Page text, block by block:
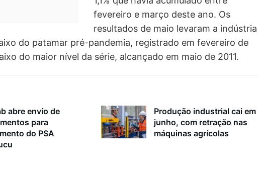
fevereiro e março deste ano. Os
resultados de maio levaram a indústria
do patamar pré-pandemia, registrado em fevereiro de
do maior nível da série, alcançado em maio de 2011.
abre envio de
para
do PSA
Produção industrial cai em
junho, com retração nas
máquinas agrícolas